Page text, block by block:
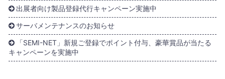
出展者向け製品登録代行キャンペーン実施中
サーバメンテナンスのお知らせ
「SEMI-NET」新規ご登録でポイント付与、豪華賞品が当たる
キャンペーンを実施中